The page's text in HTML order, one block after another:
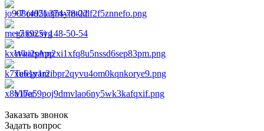
+7 (495) 374-78-22
+7 (925) 148-50-54
WhatsApp
Telegram
Viber
Заказать звонок
Задать вопрос